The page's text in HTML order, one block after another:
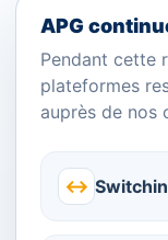
APG
Pendant cette
plateformes
auprès de nos
↔